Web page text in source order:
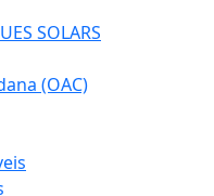
SOLARS
(OAC)